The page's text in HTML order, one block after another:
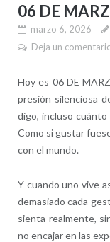
06 DE
marzo 6, 2026
Deja un
Hoy es 06 DE
presión silenciosa
digo, incluso
Como si gustar
con el mundo.
Y cuando uno vive
demasiado cada
sienta realmente,
no encajar en las